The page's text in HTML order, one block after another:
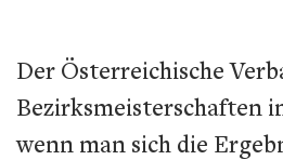
Der Österreichische
Bezirksmeisterschaften
wenn man sich die